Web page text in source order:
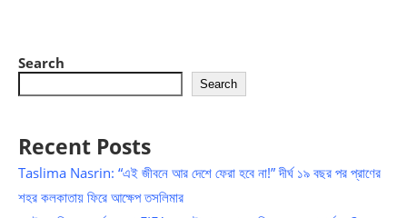
Search
Search
Recent Posts
Taslima Nasrin: “এই জীবনে আর দেশে ফেরা হবে না!” দীর্ঘ ১৯ বছর পর প্রাণের
শহর কলকাতায় ফিরে আক্ষেপ তসলিমার